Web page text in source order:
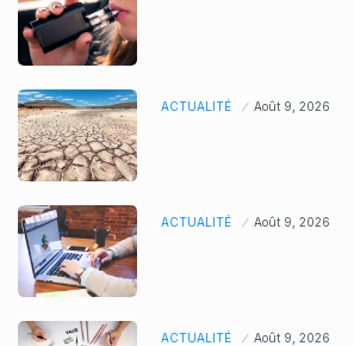
ACTUALITÉ Août 9, 2026
ACTUALITÉ Août 9, 2026
ACTUALITÉ Août 9, 2026